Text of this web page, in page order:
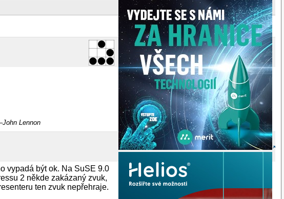
Lennon
vypadá být ok. Na SuSE 9.0
2 někde zakázaný zvuk,
ten zvuk nepřehraje.